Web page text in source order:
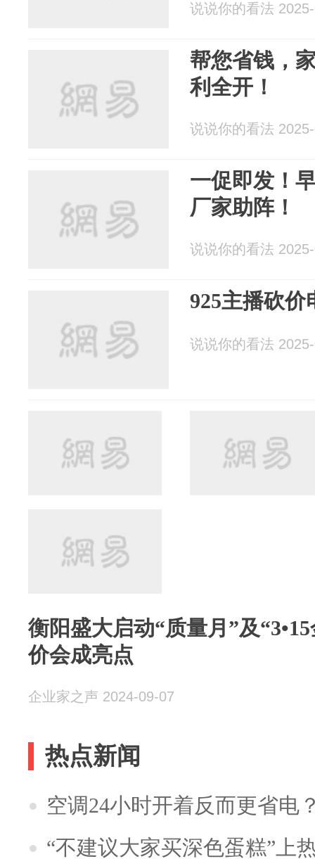
说说你的看法
帮您省钱，
利全开！
说说你的看法
一促即发！
厂家助阵！
说说你的看法
925主播砍价
说说你的看法
衡阳盛大启动“质量月”及
价会成亮点
企业家之声 2024-09-07
热点新闻
空调24小时开着反而更省电
“不建议大家买深色蛋糕”上